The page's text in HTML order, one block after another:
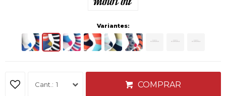
Variantes:
1 COMPRAR